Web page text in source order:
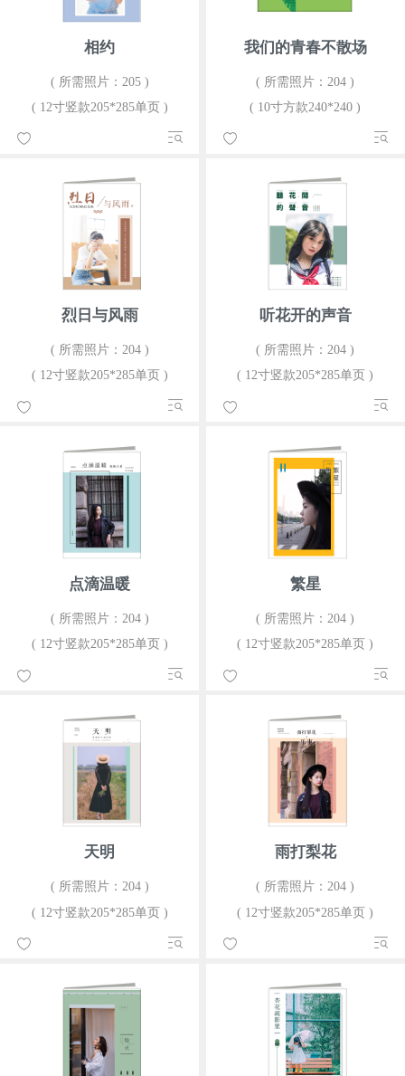
相约
( 所需照片：205 )
( 12寸竖款205*285单页 )
我们的青春不散场
( 所需照片：204 )
( 10寸方款240*240 )
烈日与风雨
( 所需照片：204 )
( 12寸竖款205*285单页 )
听花开的声音
( 所需照片：204 )
( 12寸竖款205*285单页 )
点滴温暖
( 所需照片：204 )
( 12寸竖款205*285单页 )
繁星
( 所需照片：204 )
( 12寸竖款205*285单页 )
天明
( 所需照片：204 )
( 12寸竖款205*285单页 )
雨打梨花
( 所需照片：204 )
( 12寸竖款205*285单页 )